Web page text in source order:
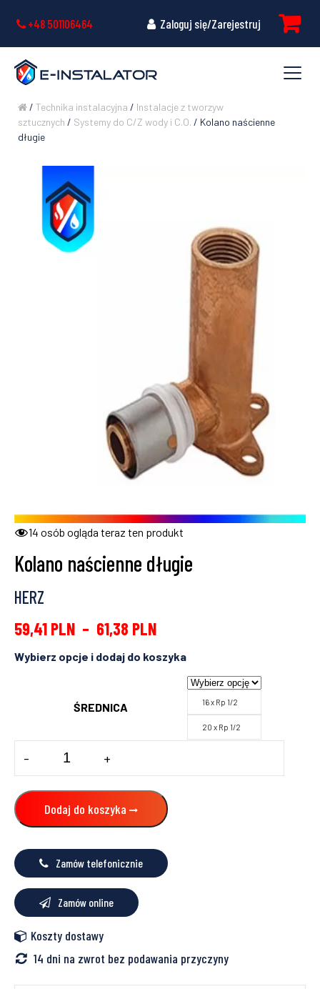
+48 501106464 Zaloguj się/Zarejestruj
/ Technika instalacyjna / Instalacje z tworzyw
sztucznych / Systemy do C/Z wody i C.O. / Kolano naścienne
długie
14 osób ogląda teraz ten produkt
Kolano naścienne długie
HERZ
59,41 PLN – 61,38 PLN
ŚREDNICA 16 x Rp 1/2
20 x Rp 1/2
Kolano
naścienne
długie
- +
Dodaj do koszyka
Zamów telefonicznie
Zamów online
Koszty dostawy
14 dni na zwrot bez podawania przyczyny